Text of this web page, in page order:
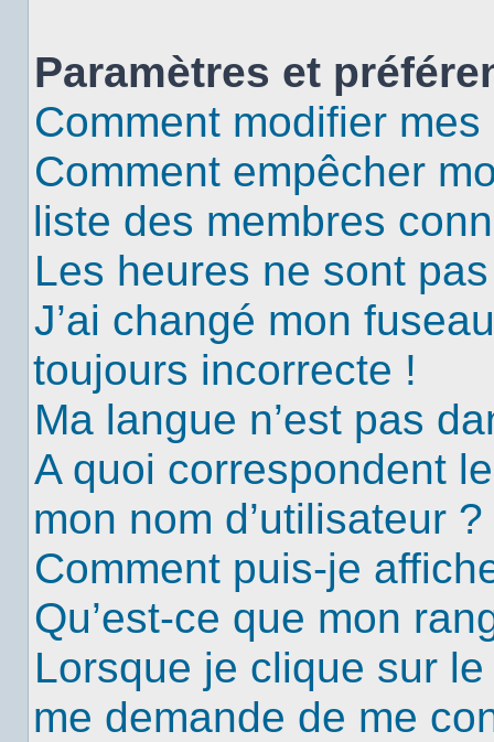
Paramètres et
Comment modifier
Comment empêcher
liste des membres
Les heures ne sont
J’ai changé mon
toujours incorrecte !
Ma langue n’est pas
A quoi correspondent
mon nom d’utilisateur ?
Comment puis-je
Qu’est-ce que mon
Lorsque je clique sur
me demande de me